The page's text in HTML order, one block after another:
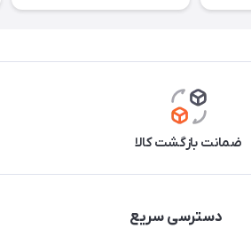
ضمانت بازگشت کالا
دسترسی سریع